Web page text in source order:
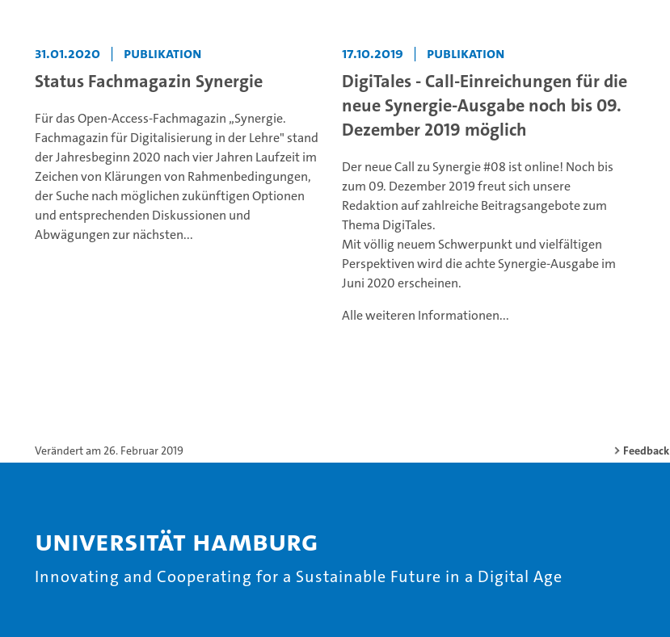
31.01.2020 | Publikation
Status Fachmagazin Synergie
Für das Open-Access-Fachmagazin „Synergie.
Fachmagazin für Digitalisierung in der Lehre" stand
der Jahresbeginn 2020 nach vier Jahren Laufzeit im
Zeichen von Klärungen von Rahmenbedingungen,
der Suche nach möglichen zukünftigen Optionen
und entsprechenden Diskussionen und
Abwägungen zur nächsten...
17.10.2019 | Publikation
DigiTales - Call-Einreichungen für die
neue Synergie-Ausgabe noch bis 09.
Dezember 2019 möglich
Der neue Call zu Synergie #08 ist online! Noch bis
zum 09. Dezember 2019 freut sich unsere
Redaktion auf zahlreiche Beitragsangebote zum
Thema DigiTales.
Mit völlig neuem Schwerpunkt und vielfältigen
Perspektiven wird die achte Synergie-Ausgabe im
Juni 2020 erscheinen.
Alle weiteren Informationen...
Verändert am 26. Februar 2019 Feedback
Universität Hamburg
Innovating and Cooperating for a Sustainable Future in a Digital Age